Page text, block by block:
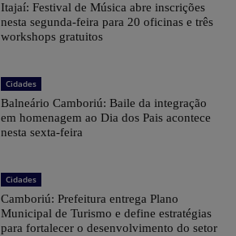
Itajaí: Festival de Música abre inscrições
nesta segunda-feira para 20 oficinas e três
workshops gratuitos
Cidades
Balneário Camboriú: Baile da integração
em homenagem ao Dia dos Pais acontece
nesta sexta-feira
Cidades
Camboriú: Prefeitura entrega Plano
Municipal de Turismo e define estratégias
para fortalecer o desenvolvimento do setor